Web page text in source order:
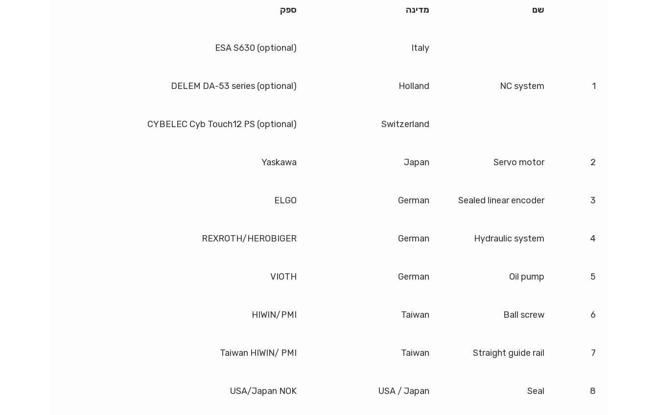
שם מדינה ספק
1
NC system
Italy
ESA S630 (optional)
Holland
DELEM DA-53 series (optional)
Switzerland
CYBELEC Cyb Touch12 PS (optional)
2
Servo motor
Japan
Yaskawa
3
Sealed linear encoder
German
ELGO
4
Hydraulic system
German
REXROTH/HEROBIGER
5
Oil pump
German
VIOTH
6
Ball screw
Taiwan
HIWIN/PMI
7
Straight guide rail
Taiwan
Taiwan HIWIN/ PMI
8
Seal
USA / Japan
USA/Japan NOK